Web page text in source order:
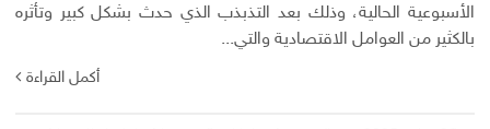
الأسبوعية الحالية، وذلك بعد التذبذب الذي حدث بشكل كبير وتأثره
بالكثير من العوامل الاقتصادية والتي...
أكمل القراءة